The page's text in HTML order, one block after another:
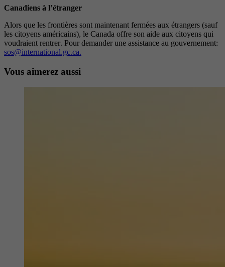
Canadiens à l’étranger
Alors que les frontières sont maintenant fermées aux étrangers (sauf
les citoyens américains), le Canada offre son aide aux citoyens qui
voudraient rentrer. Pour demander une assistance au gouvernement:
sos@international.gc.ca.
Vous aimerez aussi